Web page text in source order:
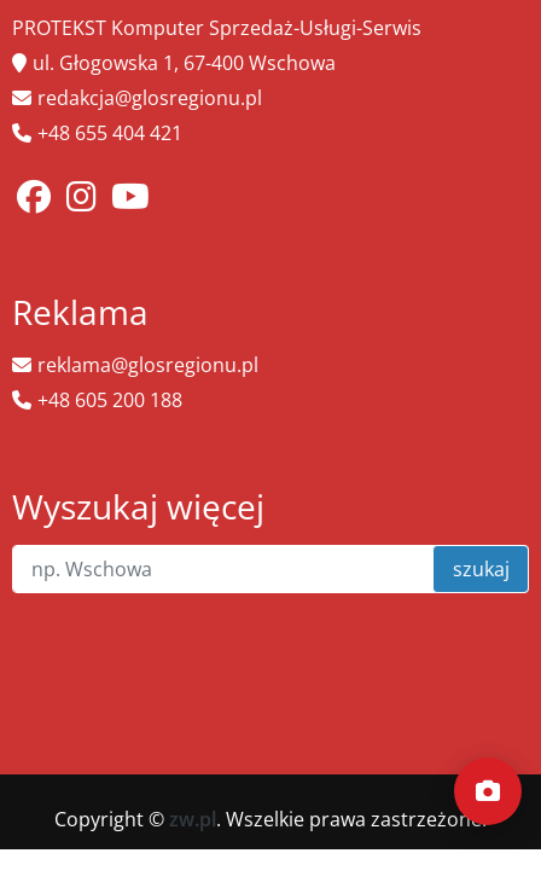
PROTEKST Komputer Sprzedaż-Usługi-Serwis
ul. Głogowska 1, 67-400 Wschowa
redakcja@glosregionu.pl
+48 655 404 421
Reklama
reklama@glosregionu.pl
+48 605 200 188
Wyszukaj więcej
szukaj
Copyright © zw.pl. Wszelkie prawa zastrzeżone.
Wykonaniexnc.pl